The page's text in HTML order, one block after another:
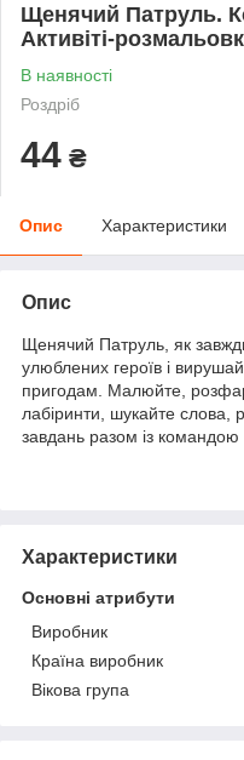
Щенячий Патруль.
Активіті-
В наявності
Роздріб
44 ₴
Опис Характеристики
Опис
Щенячий Патруль, як
улюблених героїв і
пригодам. Малюйте,
лабіринти, шукайте слова,
завдань разом із
Характеристики
Основні атрибути
Виробник
Країна виробник
Вікова група